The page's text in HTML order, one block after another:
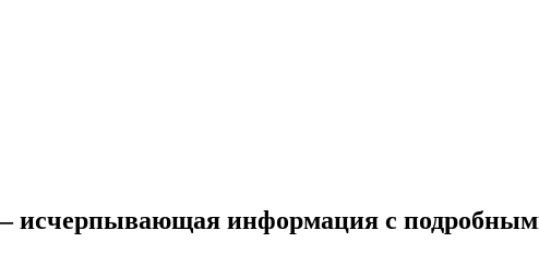
— исчерпывающая информация с